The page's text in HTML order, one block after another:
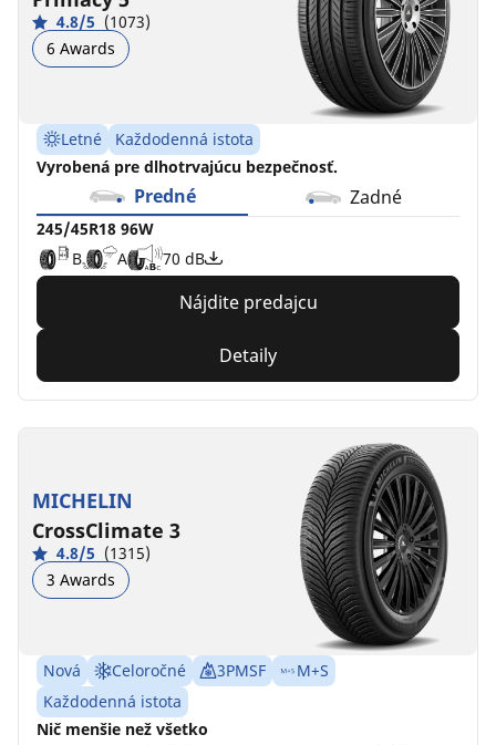
4.8/5 (1073)
6 Awards
Letné
Každodenná istota
Vyrobená pre dlhotrvajúcu bezpečnosť.
Predné Zadné
245/45R18 96W
B
A 70 dB
Nájdite predajcu
Detaily
MICHELIN
CrossClimate 3
4.8/5 (1315)
3 Awards
Nová Celoročné 3PMSF
M+S
Každodenná istota
Nič menšie než všetko
A A
C
C